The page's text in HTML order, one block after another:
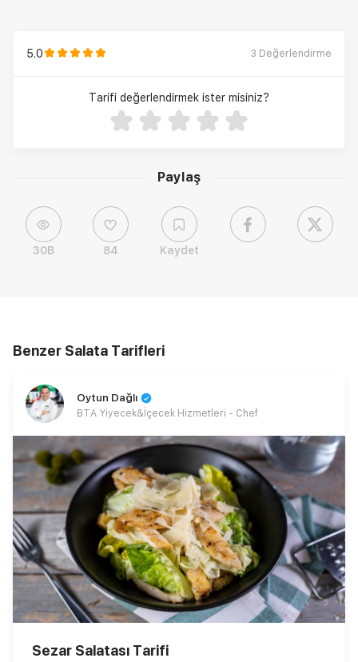
Paylaş
30B 84 Kaydet
5.0 3 Değerlendirme
Tarifi değerlendirmek ister misiniz?
Benzer Salata Tarifleri
Oytun Dağlı
BTA Yiyecek&İçecek Hizmetleri - Chef
Sezar Salatası Tarifi